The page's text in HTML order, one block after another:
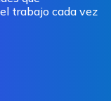
trabajo cada vez